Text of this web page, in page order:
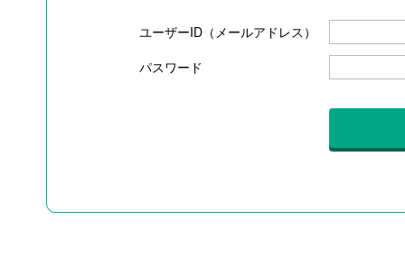
ユーザーID（メールアドレス）
パスワード